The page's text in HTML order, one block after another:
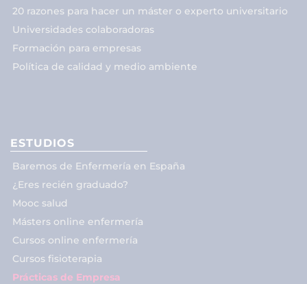
20 razones para hacer un máster o experto universitario
Universidades colaboradoras
Formación para empresas
Política de calidad y medio ambiente
ESTUDIOS
Baremos de Enfermería en España
¿Eres recién graduado?
Mooc salud
Másters online enfermería
Cursos online enfermería
Cursos fisioterapia
Prácticas de Empresa